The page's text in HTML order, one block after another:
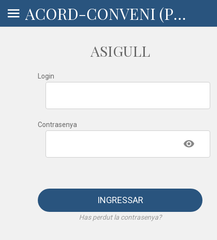
ACORD-CONVENI (PERMISOS, AJUDES)
ASIGULL
Login
Contrasenya
INGRESSAR
Has perdut la contrasenya?